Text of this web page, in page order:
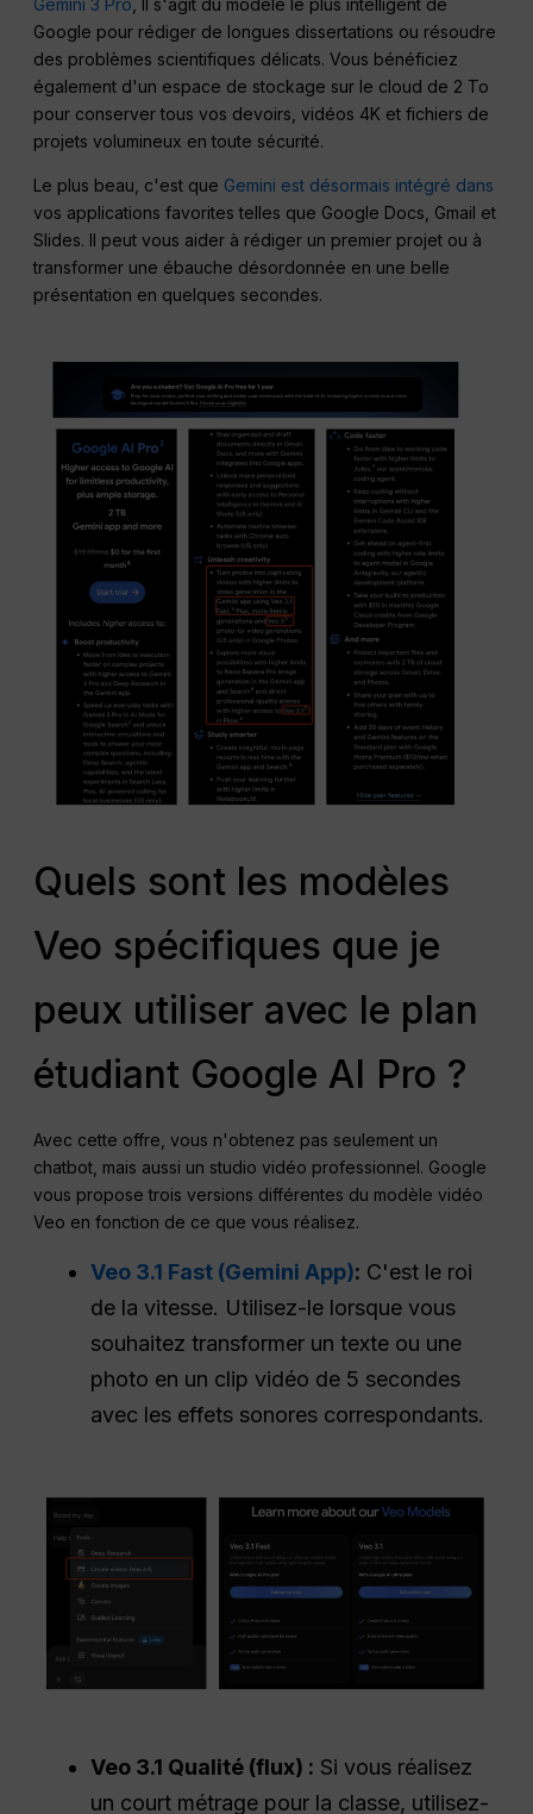
Google pour rédiger de longues dissertations ou résoudre
des problèmes scientifiques délicats. Vous bénéficiez
également d'un espace de stockage sur le cloud de 2 To
pour conserver tous vos devoirs, vidéos 4K et fichiers de
projets volumineux en toute sécurité.
Le plus beau, c'est que Gemini est désormais intégré dans
vos applications favorites telles que Google Docs, Gmail et
Slides. Il peut vous aider à rédiger un premier projet ou à
transformer une ébauche désordonnée en une belle
présentation en quelques secondes.
Quels sont les modèles
Veo spécifiques que je
peux utiliser avec le plan
étudiant Google AI Pro ?
Avec cette offre, vous n'obtenez pas seulement un
chatbot, mais aussi un studio vidéo professionnel. Google
vous propose trois versions différentes du modèle vidéo
Veo en fonction de ce que vous réalisez.
Veo 3.1 Fast (Gemini App): C'est le roi
de la vitesse. Utilisez-le lorsque vous
souhaitez transformer un texte ou une
photo en un clip vidéo de 5 secondes
avec les effets sonores correspondants.
Veo 3.1 Qualité (flux) : Si vous réalisez
un court métrage pour la classe, utilisez-